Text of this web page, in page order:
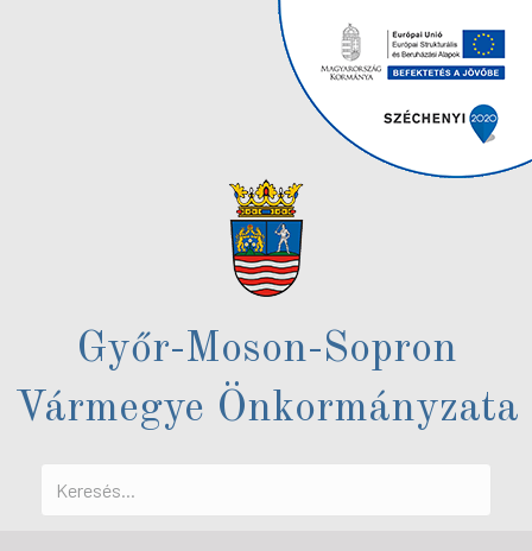
Győr-Moson-Sopron
Vármegye Önkormányzata